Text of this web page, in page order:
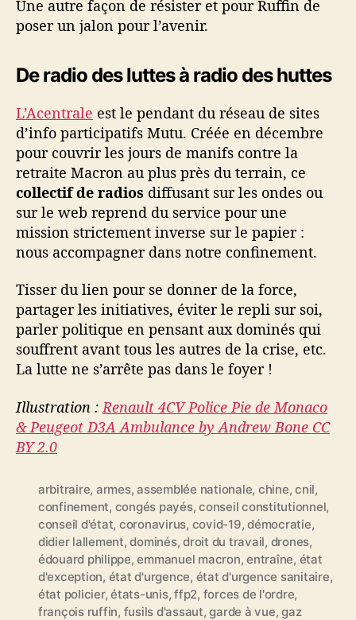
Une autre façon de résister et pour Ruffin de
poser un jalon pour l’avenir.
De radio des luttes à radio des huttes
L’Acentrale est le pendant du réseau de sites
d’info participatifs Mutu. Créée en décembre
pour couvrir les jours de manifs contre la
retraite Macron au plus près du terrain, ce
collectif de radios diffusant sur les ondes ou
sur le web reprend du service pour une
mission strictement inverse sur le papier :
nous accompagner dans notre confinement.
Tisser du lien pour se donner de la force,
partager les initiatives, éviter le repli sur soi,
parler politique en pensant aux dominés qui
souffrent avant tous les autres de la crise, etc.
La lutte ne s’arrête pas dans le foyer !
Illustration : Renault 4CV Police Pie de Monaco
& Peugeot D3A Ambulance by Andrew Bone CC
BY 2.0
arbitraire, armes,assemblée nationale, chine,cnil,
confinement, congés payés,conseil constitutionnel,
conseil d'état, coronavirus, covid-19,démocratie,
didier lallement,dominés,droit du travail, drones,
édouard philippe,emmanuel macron,entraîne, état
d'exception, état d'urgence, état d'urgence sanitaire,
état policier,états-unis,ffp2, forces de l'ordre,
françois ruffin, fusils d'assaut,garde à vue,gaz